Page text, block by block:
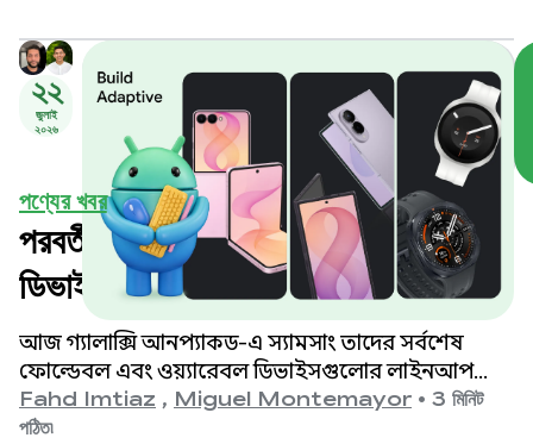
২২
জুলাই
২০২৬
পণ্যের খবর
পরবর্তী প্রজন্মের স্যামসাং গ্যালাক্সি
ডিভাইসগুলোর জন্য আপনার অ্যাপগুলোকে
অপ্টিমাইজ করুন।
আজ গ্যালাক্সি আনপ্যাকড-এ স্যামসাং তাদের সর্বশেষ
ফোল্ডেবল এবং ওয়্যারেবল ডিভাইসগুলোর লাইনআপ
উন্মোচন করেছে। ডেভেলপারদের জন্য এর অর্থ হলো,
আপনার অ্যাপকে যে বিভিন্ন ধরনের ফর্ম ফ্যাক্টর, স্ক্রিন
Fahd Imtiaz , Miguel Montemayor • 3 মিনিট
পঠিত৷